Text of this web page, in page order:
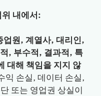
내에서:
원, 계열사, 대리인,
, 부수적, 결과적, 특
대해 책임을 지지 않
익 손실, 데이터 손실,
또는 영업권 상실이